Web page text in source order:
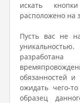
искать
расположено на
Пусть вас не
обязанностей и
ожидать чего-
образец